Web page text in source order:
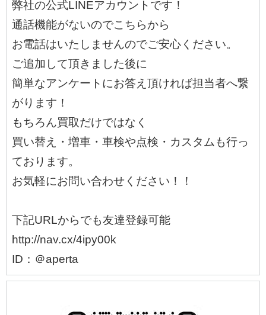
弊社の公式LINEアカウントです！
通話機能がないのでこちらから
お電話はいたしませんのでご安心ください。
ご追加して頂きました後に
簡単なアンケートにお答え頂ければ担当者へ繋
がります！
もちろん買取だけではなく
買い替え・増車・車検や点検・カスタムも行っ
ております。
お気軽にお問い合わせください！！
下記URLからでも友達登録可能
http://nav.cx/4ipy00k
ID：＠aperta